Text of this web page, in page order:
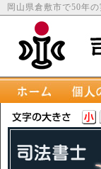
岡山県倉敷市で50年